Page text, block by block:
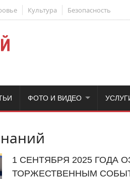
Культура Безопасность
ФОТО И ВИДЕО
1 СЕНТЯБРЯ 2025 ГОДА
ТОРЖЕСТВЕННЫМ